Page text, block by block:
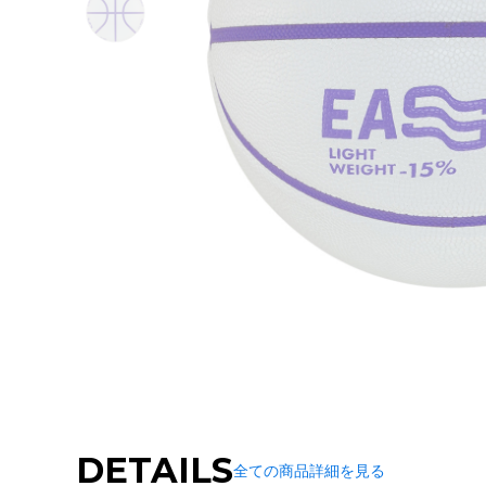
DETAILS全ての商品詳細を見る